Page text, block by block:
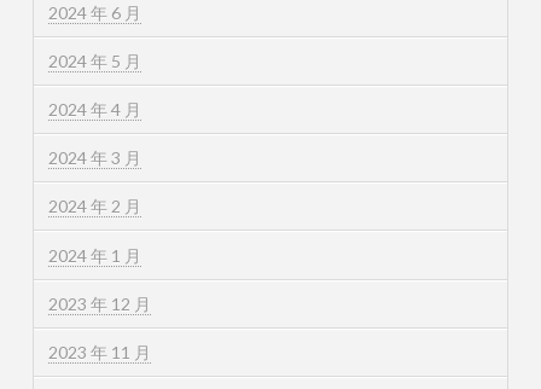
2024 年 6 月
2024 年 5 月
2024 年 4 月
2024 年 3 月
2024 年 2 月
2024 年 1 月
2023 年 12 月
2023 年 11 月